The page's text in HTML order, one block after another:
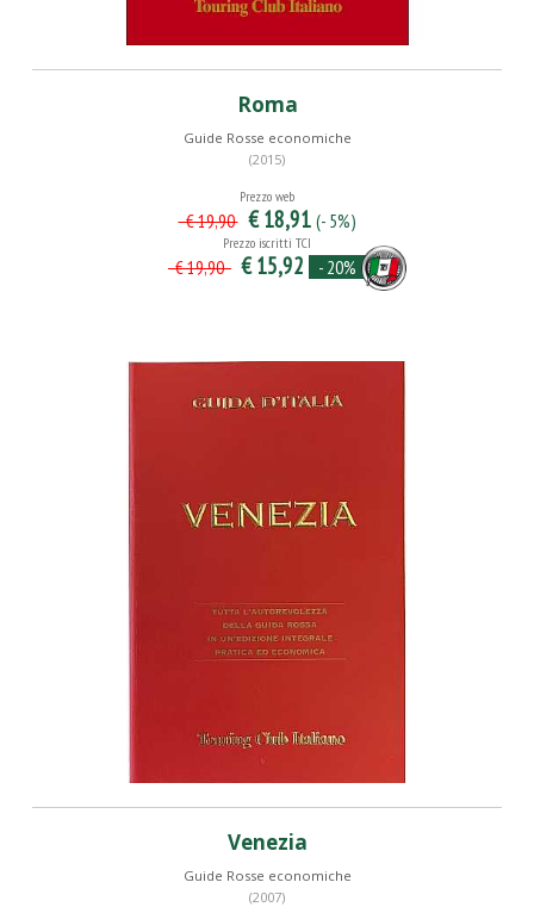
Roma
Guide Rosse economiche
(2015)
Prezzo web
€ 19,90 € 18,91 (- 5%)
Prezzo iscritti TCI
€ 19,90 € 15,92 - 20%
Venezia
Guide Rosse economiche
(2007)